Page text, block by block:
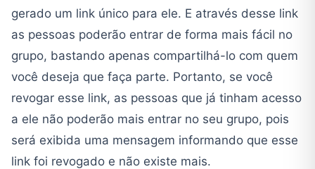
gerado um link único para ele. E através desse link
as pessoas poderão entrar de forma mais fácil no
grupo, bastando apenas compartilhá-lo com quem
você deseja que faça parte. Portanto, se você
revogar esse link, as pessoas que já tinham acesso
a ele não poderão mais entrar no seu grupo, pois
será exibida uma mensagem informando que esse
link foi revogado e não existe mais.